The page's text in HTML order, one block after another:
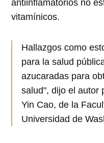
antiinflamatorios no
vitamínicos.
Hallazgos como
para la salud
azucaradas para
salud", dijo el autor
Yin Cao, de la
Universidad de